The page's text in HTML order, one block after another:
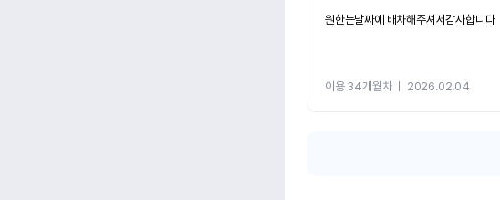
원한는날짜에 배차해주셔서감사합니다
이용 34개월차ㅣ 2026.02.04